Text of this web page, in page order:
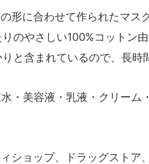
形に合わせて作られたマス
のやさしい100%コットン
と含まれているので、長時
・美容液・乳液・クリーム
ショップ、ドラッグストア